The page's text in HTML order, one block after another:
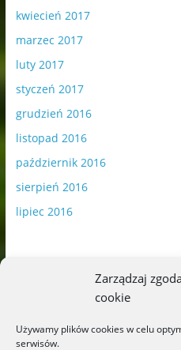
Zarządzaj
cookie
Używamy plików cookies w celu
serwisów.
kwiecień 2017
marzec 2017
luty 2017
styczeń 2017
grudzień 2016
listopad 2016
październik 2016
sierpień 2016
lipiec 2016